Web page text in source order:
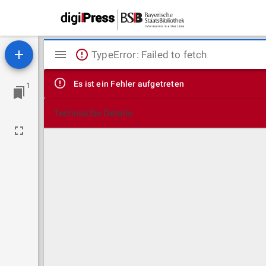
1
Mirador
Viewer
TypeError: Failed to fetch
Es ist ein Fehler aufgetreten
Technische Details